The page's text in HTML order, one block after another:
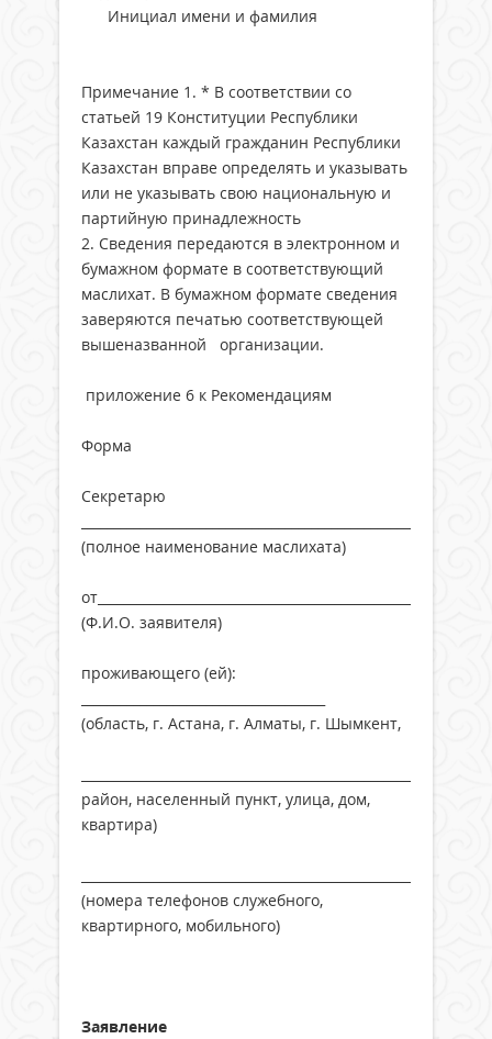
Инициал имени и фамилия
Примечание 1. * В соответствии со
статьей 19 Конституции Республики
Казахстан каждый гражданин Республики
Казахстан вправе определять и указывать
или не указывать свою национальную и
партийную принадлежность
2. Сведения передаются в электронном и
бумажном формате в соответствующий
маслихат. В бумажном формате сведения
заверяются печатью соответствующей
вышеназванной организации.
приложение 6 к Рекомендациям
Форма
Секретарю
(полное наименование маслихата)
от____________________________________________________
(Ф.И.О. заявителя)
проживающего (ей):
(область, г. Астана, г. Алматы, г. Шымкент,
район, населенный пункт, улица, дом,
квартира)
(номера телефонов служебного,
квартирного, мобильного)
Заявление